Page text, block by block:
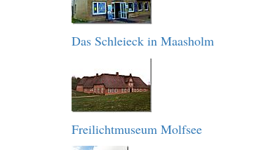
Das Schleieck in Maasholm
Freilichtmuseum Molfsee